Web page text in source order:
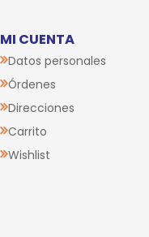
MI CUENTA
Datos personales
Órdenes
Direcciones
Carrito
Wishlist